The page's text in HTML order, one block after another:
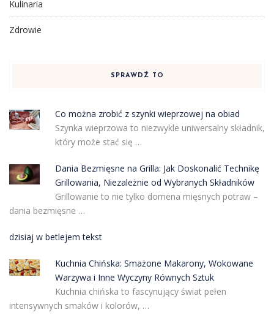
Kulinaria
Zdrowie
SPRAWDŹ TO
Co można zrobić z szynki wieprzowej na obiad
Szynka wieprzowa to niezwykle uniwersalny składnik,
który może stać się …
Dania Bezmięsne na Grilla: Jak Doskonalić Technikę
Grillowania, Niezależnie od Wybranych Składników
Grillowanie to nie tylko domena mięsnych potraw –
dania bezmięsne …
dzisiaj w betlejem tekst
Kuchnia Chińska: Smażone Makarony, Wokowane
Warzywa i Inne Wyczyny Równych Sztuk
Kuchnia chińska to fascynujący świat pełen
intensywnych smaków i kolorów, …